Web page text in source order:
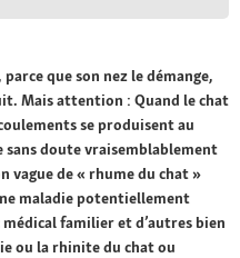
que son nez le démange,
Mais attention : Quand le chat
se produisent au
sans doute vraisemblablement
vague de « rhume du chat »
maladie potentiellement
familier et d’autres bien
ou la rhinite du chat ou